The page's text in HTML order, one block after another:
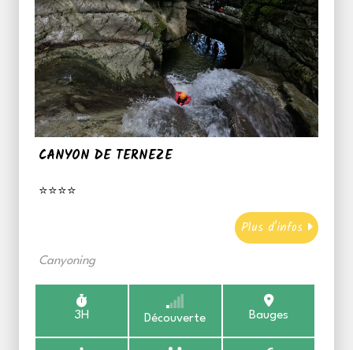
CANYON DE TERNEZE
⭐⭐⭐⭐
Plus d'infos
Canyoning
3H Découverte Bauges